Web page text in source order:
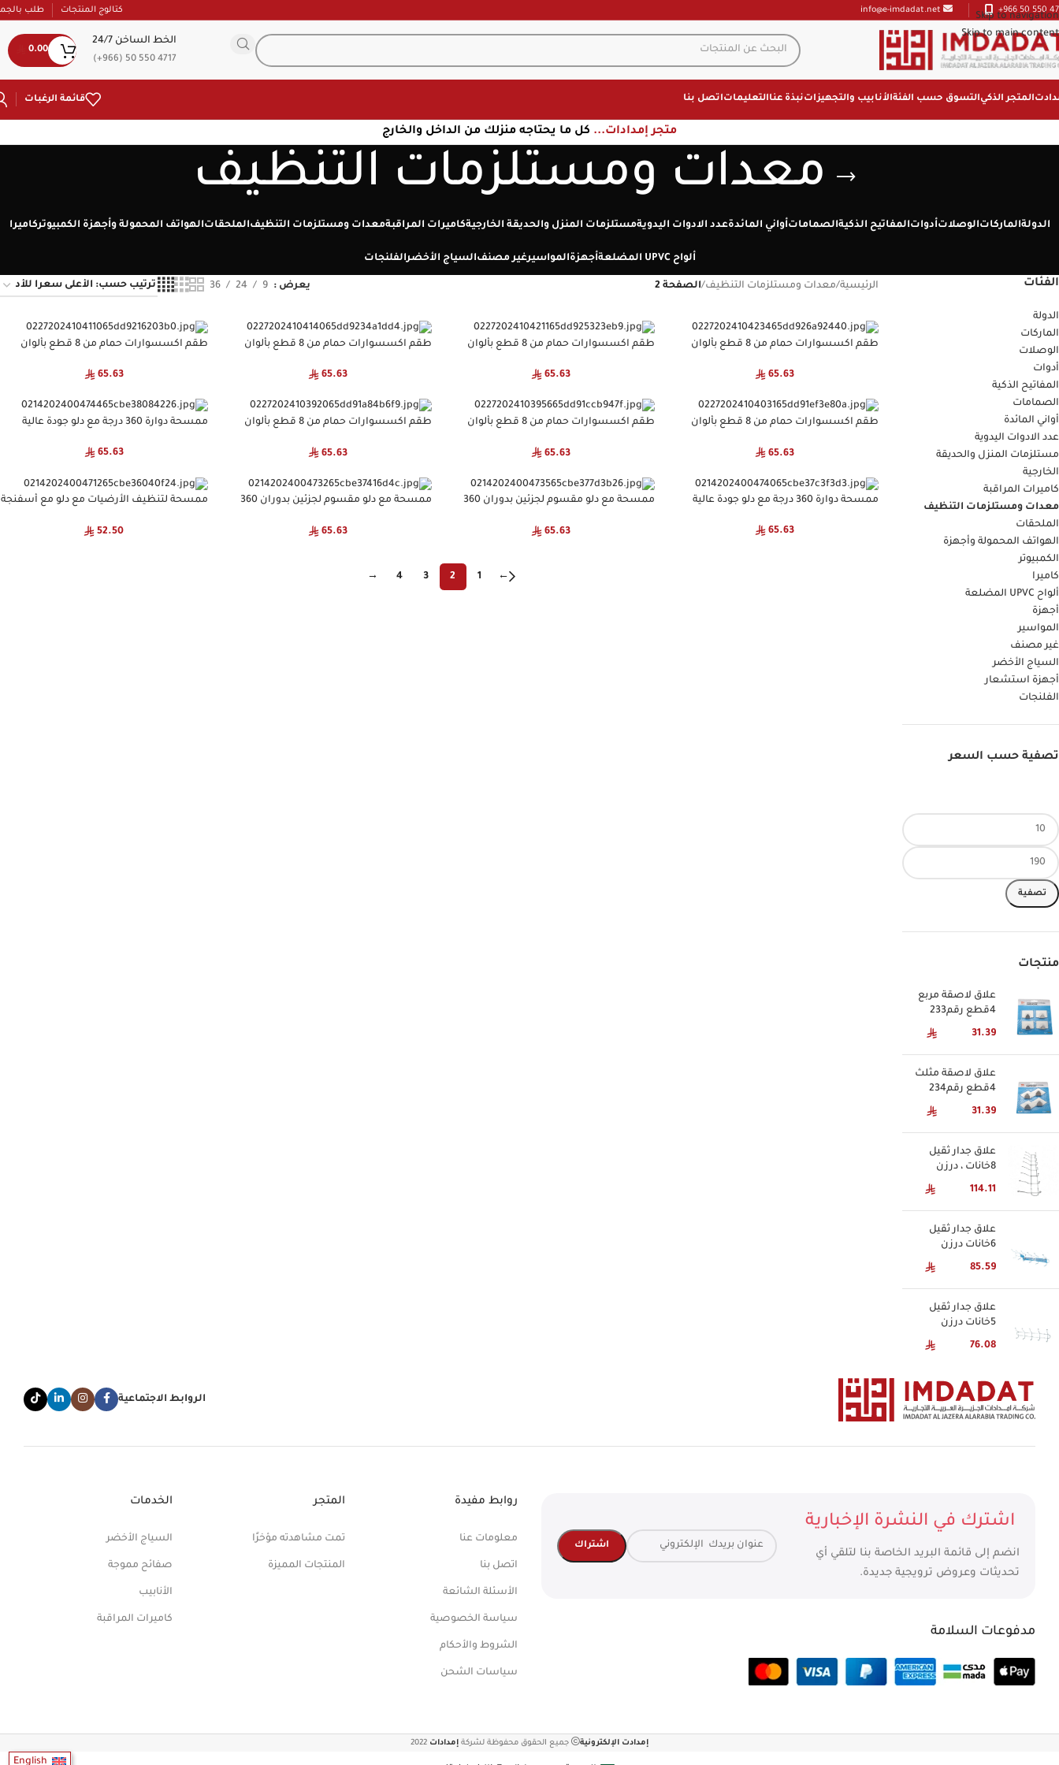
Skip to navigation
Skip to main content
+966 50 550 كتالوج المنتجات طلب
الخط الساخن 24/7
(+966) 50 550 4717
0.00
المتجر الذكيالتسوق حسب الفئةالأنابيب والتجهيزاتنبذة عناالتعليماتاتصل بنا قائمة الرغبات
متجر إمدادات... كل ما يحتاجه منزلك من الداخل والخارج
معدات ومستلزمات التنظيف
الدولةالماركاتالوصلاتأدواتالمفاتيح الذكيةالصماماتأواني المائدةعدد الادوات اليدويةمستلزمات المنزل والحديقة الخارجيةكاميرات المراقبةمعدات ومستلزمات التنظيفالملحقاتالهواتف المحمولة وأجهزة الكمبيوتركاميرا
ألواح UPVC المضلعة أجهزةالمواسيرغير مصنفالسياج الأخضرالفلنجات
الفئات
الدولة
الماركات
الوصلات
أدوات
المفاتيح الذكية
الصمامات
أواني المائدة
عدد الادوات اليدوية
مستلزمات المنزل والحديقة
الخارجية
كاميرات المراقبة
معدات ومستلزمات التنظيف
الملحقات
الهواتف المحمولة وأجهزة
الكمبيوتر
كاميرا
ألواح UPVC المضلعة
أجهزة
المواسير
غير مصنف
السياج الأخضر
أجهزة استشعار
الفلنجات
تصفية حسب السعر
تصفية
منتجات
علاق لاصقة مربع
4قطع رقم233
31.39
علاق لاصقة مثلث
4قطع رقم234
31.39
علاق جدار ثقيل
8خانات ، درزن
114.11
علاق جدار ثقيل
6خانات درزن
85.59
علاق جدار ثقيل
5خانات درزن
76.08
الرئيسية/معدات ومستلزمات التنظيف/الصفحة 2 يعرض 9
24
36
طقم اكسسوارات حمام من 8 قطع بألوان
65.63
طقم اكسسوارات حمام من 8 قطع بألوان
65.63
طقم اكسسوارات حمام من 8 قطع بألوان
65.63
طقم اكسسوارات حمام من 8 قطع بألوان
65.63
طقم اكسسوارات حمام من 8 قطع بألوان
65.63
طقم اكسسوارات حمام من 8 قطع بألوان
65.63
طقم اكسسوارات حمام من 8 قطع بألوان
65.63
ممسحة دوارة 360 درجة مع دلو جودة عالية
65.63
ممسحة دوارة 360 درجة مع دلو جودة عالية
65.63
ممسحة مع دلو مقسوم لجزئين بدوران 360
65.63
ممسحة مع دلو مقسوم لجزئين بدوران 360
65.63
ممسحة لتنظيف الأرضيات مع دلو مع أسفنجة
52.50
←
1
2
3
4
→
الروابط الاجتماعية
الخدمات
السياج الأخضر
صفائح مموجة
الأنابيب
كاميرات المراقبة
المتجر
تمت مشاهدته مؤخرًا
المنتجات المميزة
روابط مفيدة
معلومات عنا
اتصل بنا
الأسئلة الشائعة
سياسة الخصوصية
الشروط والأحكام
سياسات الشحن
اشترك في النشرة الإخبارية
انضم إلى قائمة البريد الخاصة بنا لتلقي أي
تحديثات وعروض ترويجية جديدة.
مدفوعات السلامة
إمدادت الإلكترونية جميع الحقوق محفوظة لشركة إمدادات
English